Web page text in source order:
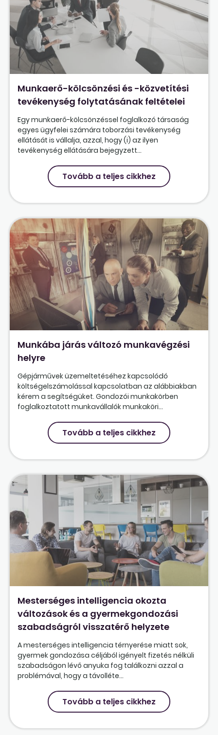
Munkaerő-kölcsönzési és -közvetítési
tevékenység folytatásának feltételei
Egy munkaerő-kölcsönzéssel foglalkozó társaság
egyes ügyfelei számára toborzási tevékenység
ellátását is vállalja, azzal, hogy (i) az ilyen
tevékenység ellátására bejegyzett...
Tovább a teljes cikkhez
Munkába járás változó munkavégzési
helyre
Gépjárművek üzemeltetéséhez kapcsolódó
költségelszámolással kapcsolatban az alábbiakban
kérem a segítségüket. Gondozói munkakörben
foglalkoztatott munkavállalók munkaköri...
Tovább a teljes cikkhez
Mesterséges intelligencia okozta
változások és a gyermekgondozási
szabadságról visszatérő helyzete
A mesterséges intelligencia térnyerése miatt sok,
gyermek gondozása céljából igényelt fizetés nélküli
szabadságon lévő anyuka fog találkozni azzal a
problémával, hogy a távolléte...
Tovább a teljes cikkhez